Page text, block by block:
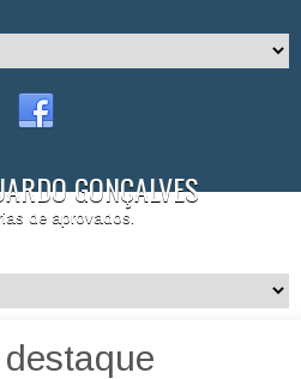
GONÇALVES
de aprovados.